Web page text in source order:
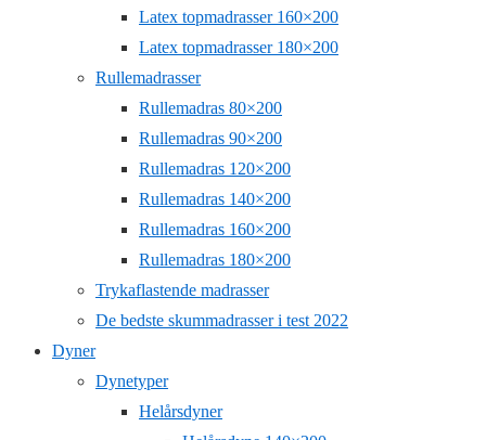
Latex topmadrasser 160×200
Latex topmadrasser 180×200
Rullemadrasser
Rullemadras 80×200
Rullemadras 90×200
Rullemadras 120×200
Rullemadras 140×200
Rullemadras 160×200
Rullemadras 180×200
Trykaflastende madrasser
De bedste skummadrasser i test 2022
Dyner
Dynetyper
Helårsdyner